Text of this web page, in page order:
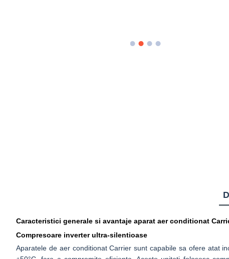
Caracteristici generale si avantaje aparat aer conditionat
Compresoare inverter ultra-silentioase
Aparatele de aer conditionat Carrier sunt capabile sa ofere atat